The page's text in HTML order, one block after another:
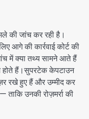
की जांच कर रही है।
आगे की कार्रवाई कोर्ट की
में क्या तथ्य सामने आते हैं
होते हैं।सुपरटेक केपटाउन
रखे हुए हैं और उम्मीद कर
ताकि उनकी रोज़मर्रा की